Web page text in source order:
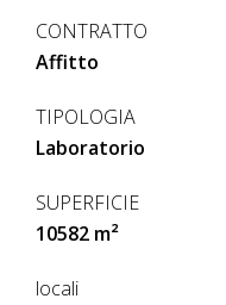
CONTRATTO
Affitto
TIPOLOGIA
Laboratorio
SUPERFICIE
10582 m²
locali